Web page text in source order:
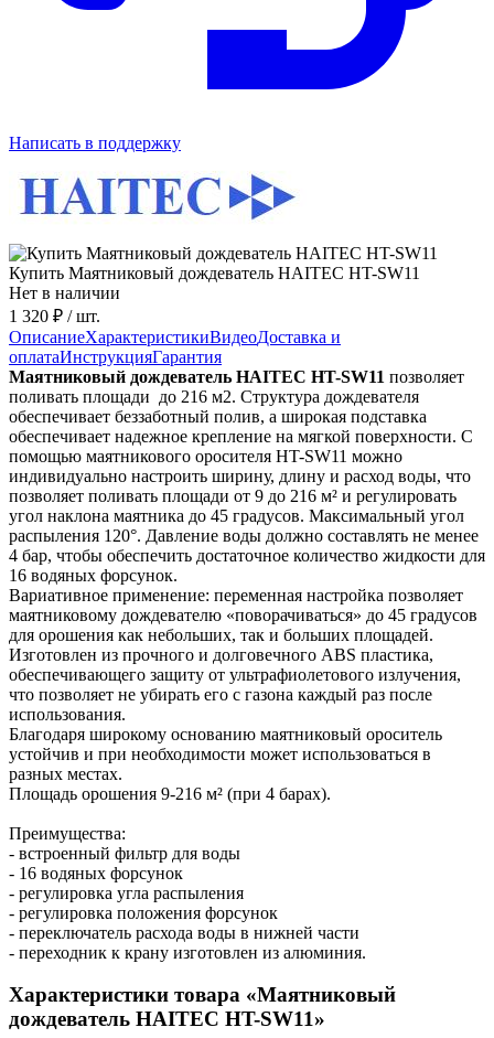
Написать в поддержку
Купить Маятниковый дождеватель HAITEC HT-SW11
Нет в наличии
1 320 ₽ / шт.
ОписаниеХарактеристикиВидеоДоставка и
оплатаИнструкцияГарантия
Маятниковый дождеватель HAITEC HT-SW11 позволяет
поливать площади до 216 м2. Структура дождевателя
обеспечивает беззаботный полив, а широкая подставка
обеспечивает надежное крепление на мягкой поверхности. С
помощью маятникового оросителя HT-SW11 можно
индивидуально настроить ширину, длину и расход воды, что
позволяет поливать площади от 9 до 216 м² и регулировать
угол наклона маятника до 45 градусов. Максимальный угол
распыления 120°. Давление воды должно составлять не менее
4 бар, чтобы обеспечить достаточное количество жидкости для
16 водяных форсунок.
Вариативное применение: переменная настройка позволяет
маятниковому дождевателю «поворачиваться» до 45 градусов
для орошения как небольших, так и больших площадей.
Изготовлен из прочного и долговечного ABS пластика,
обеспечивающего защиту от ультрафиолетового излучения,
что позволяет не убирать его с газона каждый раз после
использования.
Благодаря широкому основанию маятниковый ороситель
устойчив и при необходимости может использоваться в
разных местах.
Площадь орошения 9-216 м² (при 4 барах).
Преимущества:
- встроенный фильтр для воды
- 16 водяных форсунок
- регулировка угла распыления
- регулировка положения форсунок
- переключатель расхода воды в нижней части
- переходник к крану изготовлен из алюминия.
Характеристики товара «Маятниковый
дождеватель HAITEC HT-SW11»